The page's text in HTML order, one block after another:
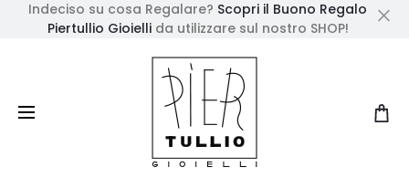
Indeciso su cosa Regalare? Scopri il Buono Regalo
Piertullio Gioiellida utilizzare sul nostro SHOP!